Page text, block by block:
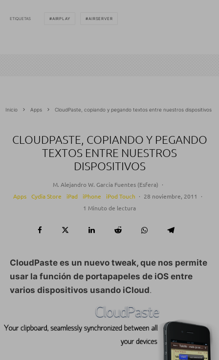
ETIQUETAS AIRPLAY AIRSERVER
Inicio Apps CloudPaste, copiando y pegando textos entre nuestros dispositivos
CLOUDPASTE, COPIANDO Y PEGANDO
TEXTOS ENTRE NUESTROS
DISPOSITIVOS
M. Alejandro W. García Fuentes (Esfera) ·
Apps
Cydia Store iPad iPhone iPod Touch · 28 noviembre, 2011
·
1 Minuto de lectura
CloudPaste es un nuevo tweak, que nos permite
usar la función de portapapeles de iOS entre
varios dispositivos usando iCloud.